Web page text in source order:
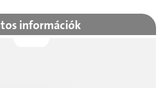
információk